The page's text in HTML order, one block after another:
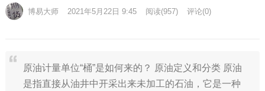
博易大师 2021年5月22日 9:45 阅读(957) 评论(0)
原油计量单位“桶”是如何来的？ 原油定义和分类 原油
是指直接从油井中开采出来未加工的石油，它是一种